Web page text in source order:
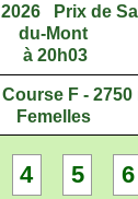
Prix de
du-Mont
à 20h03
F - 2750
Femelles
4 5 6